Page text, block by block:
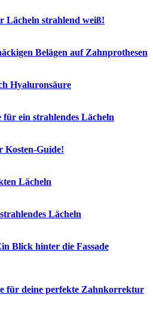
Lächeln strahlend weiß!
Belägen auf Zahnprothesen
Hyaluronsäure
ein strahlendes Lächeln
Kosten-Guide!
Lächeln
Lächeln
Blick hinter die Fassade
für deine perfekte Zahnkorrektur